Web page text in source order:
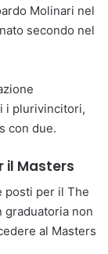
Molinari nel
secondo nel
i plurivincitori,
con due.
il Masters
posti per il The
graduatoria non
al Masters